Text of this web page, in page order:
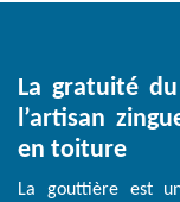
La gratuité
l’artisan
en toiture
La gouttière est